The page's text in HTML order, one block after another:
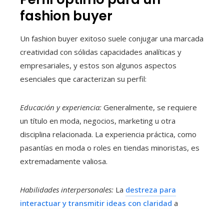
fashion buyer
Un fashion buyer exitoso suele conjugar una marcada
creatividad con sólidas capacidades analíticas y
empresariales, y estos son algunos aspectos
esenciales que caracterizan su perfil:
Educación y experiencia: Generalmente, se requiere
un título en moda, negocios, marketing u otra
disciplina relacionada. La experiencia práctica, como
pasantías en moda o roles en tiendas minoristas, es
extremadamente valiosa.
Habilidades interpersonales: La destreza para
interactuar y transmitir ideas con claridad a